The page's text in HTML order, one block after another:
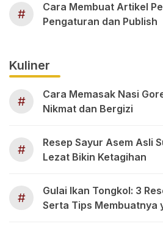
#
Cara Membuat Artikel
Pengaturan dan Publish
Kuliner
#
Cara Memasak Nasi
Nikmat dan Bergizi
#
Resep Sayur Asem Asli
Lezat Bikin Ketagihan
#
Gulai Ikan Tongkol: 3
Serta Tips Membuatnya